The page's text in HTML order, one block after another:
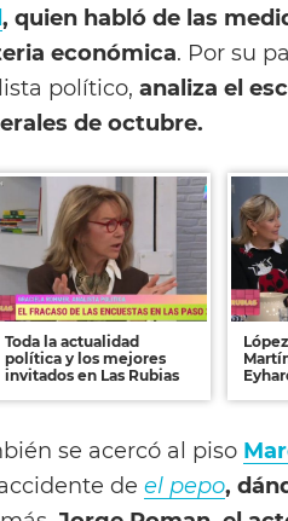
, quien habló de las
económica. Por su
político, analiza el
de octubre.
Toda la actualidad
política y los mejores
invitados en Las Rubias
se acercó al piso
de el pepo,